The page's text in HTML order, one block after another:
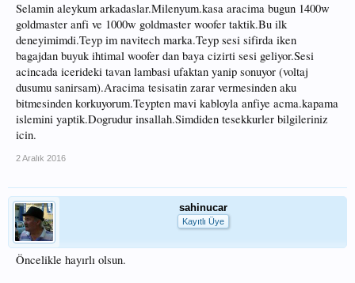
Selamin aleykum arkadaslar.Milenyum.kasa aracima bugun 1400w
goldmaster anfi ve 1000w goldmaster woofer taktik.Bu ilk
deneyimimdi.Teyp im navitech marka.Teyp sesi sifirda iken
bagajdan buyuk ihtimal woofer dan baya cizirti sesi geliyor.Sesi
acincada icerideki tavan lambasi ufaktan yanip sonuyor (voltaj
dusumu sanirsam).Aracima tesisatin zarar vermesinden aku
bitmesinden korkuyorum.Teypten mavi kabloyla anfiye acma.kapama
islemini yaptik.Dogrudur insallah.Simdiden tesekkurler bilgileriniz
icin.
2 Aralık 2016
sahinucar
Kayıtlı Üye
Öncelikle hayırlı olsun.